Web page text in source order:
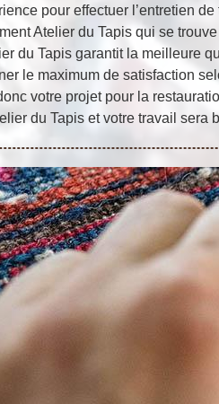
pour effectuer l’entretien
Atelier du Tapis qui se
du Tapis garantit la meilleure
le maximum de satisfaction
votre projet pour la
du Tapis et votre travail sera